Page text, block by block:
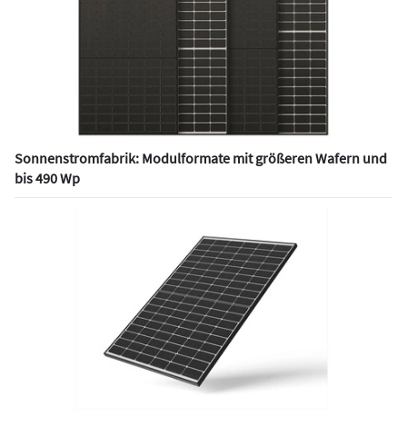
Sonnenstromfabrik: Modulformate mit größeren Wafern und
bis 490 Wp